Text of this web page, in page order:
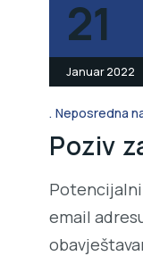
21
Januar 2022
Neposredna
Poziv
email